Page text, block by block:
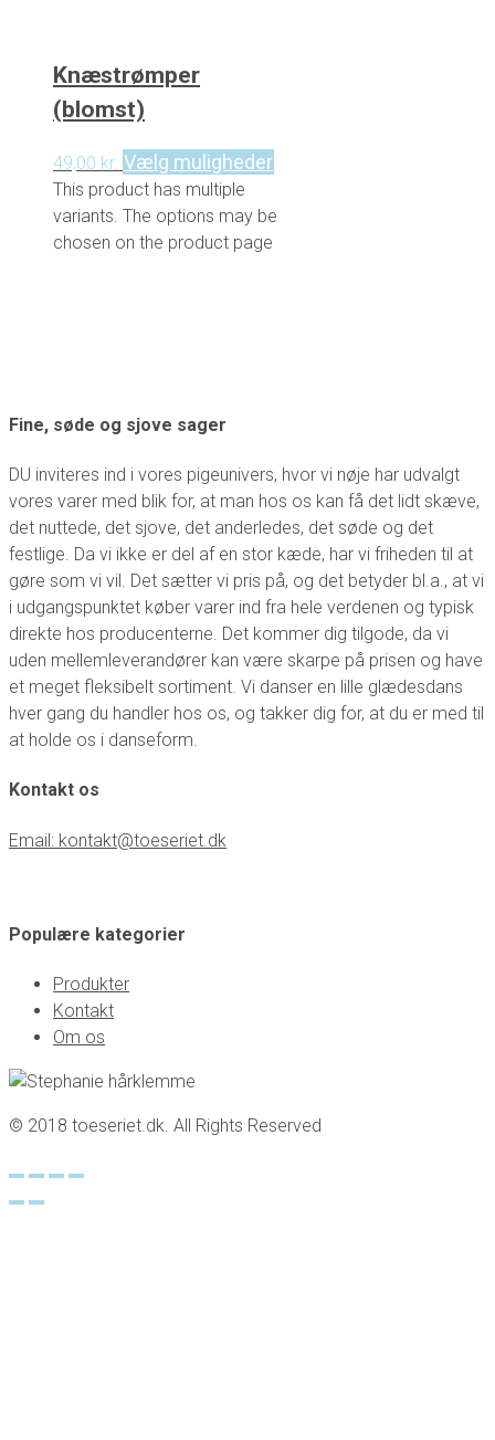
Knæstrømper
(blomst)
49,00 kr. Vælg muligheder
This product has multiple
variants. The options may be
chosen on the product page
Fine, søde og sjove sager
DU inviteres ind i vores pigeunivers, hvor vi nøje har udvalgt
vores varer med blik for, at man hos os kan få det lidt skæve,
det nuttede, det sjove, det anderledes, det søde og det
festlige. Da vi ikke er del af en stor kæde, har vi friheden til at
gøre som vi vil. Det sætter vi pris på, og det betyder bl.a., at vi
i udgangspunktet køber varer ind fra hele verdenen og typisk
direkte hos producenterne. Det kommer dig tilgode, da vi
uden mellemleverandører kan være skarpe på prisen og have
et meget fleksibelt sortiment. Vi danser en lille glædesdans
hver gang du handler hos os, og takker dig for, at du er med til
at holde os i danseform.
Kontakt os
Email: kontakt@toeseriet.dk
Populære kategorier
Produkter
Kontakt
Om os
© 2018 toeseriet.dk. All Rights Reserved